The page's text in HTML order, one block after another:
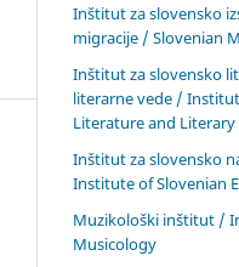
Inštitut za slovensko
migracije / Slovenian
Inštitut za slovensko
literarne vede /
Literature and Literary
Inštitut za slovensko
Institute of Slovenian
Muzikološki inštitut /
Musicology